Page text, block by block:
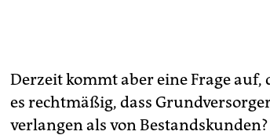
Derzeit kommt aber eine Frage
es rechtmäßig, dass
verlangen als von